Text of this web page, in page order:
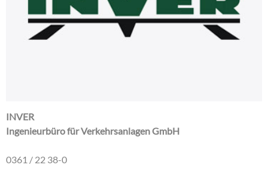
INVER
Ingenieurbüro für Verkehrsanlagen GmbH
0361 / 22 38-0